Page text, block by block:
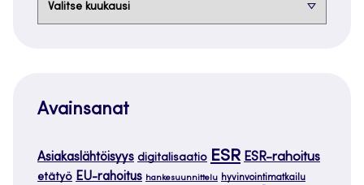
Avainsanat
Asiakaslähtöisyys digitalisaatio ESR ESR-rahoitus
etätyö EU-rahoitus hankesuunnittelu hyvinvointimatkailu